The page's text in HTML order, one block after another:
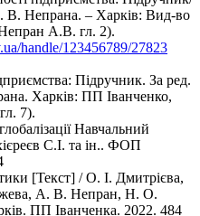
В. Непрана. – Харків: Вид-во
А.В. гл. 2).
handle/123456789/27823
Підручник. За ред.
Харків: ПП Іванченко,
7).
Навчальний
С.І. та ін.. ФОП
[Текст] / О. І. Дмитрієва,
А. В. Непран, Н. О.
ПП Іванченка. 2022. 484